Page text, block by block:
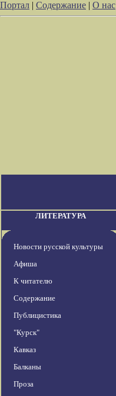
Портал | Содержание | О нас
ЛИТЕРАТУРА
Новости русской культуры
Афиша
К читателю
Содержание
Публицистика
"Курск"
Кавказ
Балканы
Проза